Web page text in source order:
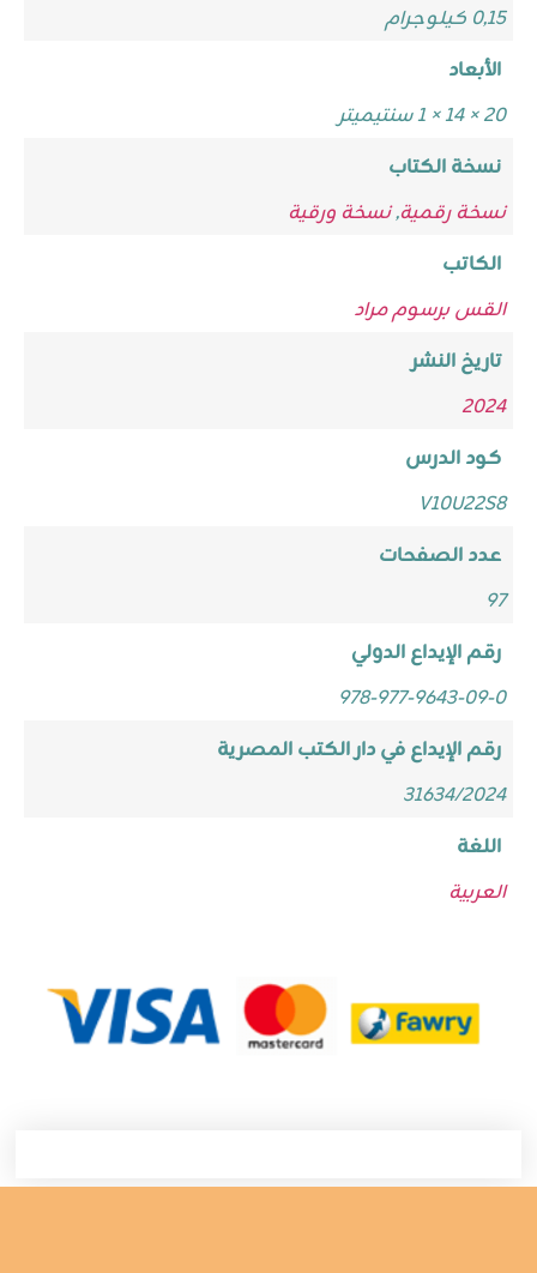
0,15 كيلوجرام
الأبعاد
20 × 14 × 1 سنتيميتر
نسخة الكتاب
نسخة رقمية,نسخة ورقية
الكاتب
القس برسوم مراد
تاريخ النشر
2024
كود الدرس
V10U22S8
عدد الصفحات
97
رقم الإيداع الدولي
978-977-9643-09-0
رقم الإيداع في دار الكتب المصرية
31634/2024
اللغة
العربية